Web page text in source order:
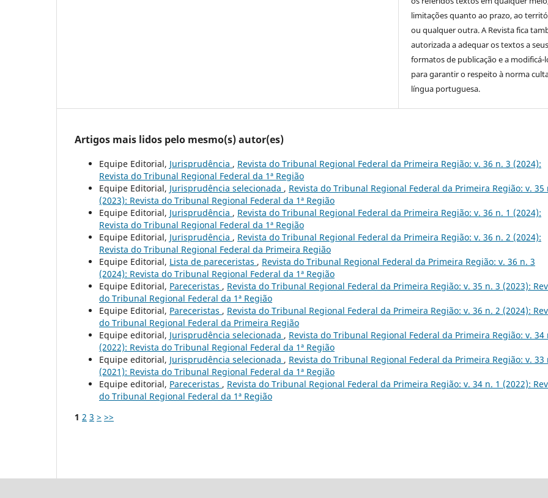
limitações quanto ao prazo, ao
ou qualquer outra. A Revista fica
autorizada a adequar os textos a seus
formatos de publicação e a modificá-
para garantir o respeito à norma
língua portuguesa.
Artigos mais lidos pelo mesmo(s) autor(es)
Equipe Editorial, Jurisprudência , Revista do Tribunal Regional Federal da Primeira Região: v. 36 n. 3 (2024):
Revista do Tribunal Regional Federal da 1ª Região
Equipe Editorial, Jurisprudência selecionada , Revista do Tribunal Regional Federal da Primeira Região: v. 35
(2023): Revista do Tribunal Regional Federal da 1ª Região
Equipe Editorial, Jurisprudência , Revista do Tribunal Regional Federal da Primeira Região: v. 36 n. 1 (2024):
Revista do Tribunal Regional Federal da 1ª Região
Equipe Editorial, Jurisprudência , Revista do Tribunal Regional Federal da Primeira Região: v. 36 n. 2 (2024):
Revista do Tribunal Regional Federal da Primeira Região
Equipe Editorial, Lista de pareceristas , Revista do Tribunal Regional Federal da Primeira Região: v. 36 n. 3
(2024): Revista do Tribunal Regional Federal da 1ª Região
Equipe Editorial, Pareceristas , Revista do Tribunal Regional Federal da Primeira Região: v. 35 n. 3 (2023):
do Tribunal Regional Federal da 1ª Região
Equipe Editorial, Pareceristas , Revista do Tribunal Regional Federal da Primeira Região: v. 36 n. 2 (2024):
do Tribunal Regional Federal da Primeira Região
Equipe editorial, Jurisprudência selecionada , Revista do Tribunal Regional Federal da Primeira Região: v. 34
(2022): Revista do Tribunal Regional Federal da 1ª Região
Equipe editorial, Jurisprudência selecionada , Revista do Tribunal Regional Federal da Primeira Região: v. 33
(2021): Revista do Tribunal Regional Federal da 1ª Região
Equipe editorial, Pareceristas , Revista do Tribunal Regional Federal da Primeira Região: v. 34 n. 1 (2022):
do Tribunal Regional Federal da 1ª Região
1 2 3 > >>